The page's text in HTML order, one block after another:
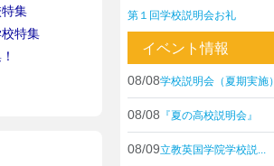
第１回学校説明会お礼
イベント情報
08/08学校説明会（夏期実施）
08/08 『夏の高校説明会』
08/09立教英国学院学校説...